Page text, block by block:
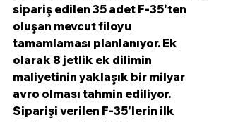
sipariş edilen 35 adet F-35'ten
oluşan mevcut filoyu
tamamlaması planlanıyor. Ek
olarak 8 jetlik ek dilimin
maliyetinin yaklaşık bir milyar
avro olması tahmin ediliyor.
Siparişi verilen F-35'lerin ilk